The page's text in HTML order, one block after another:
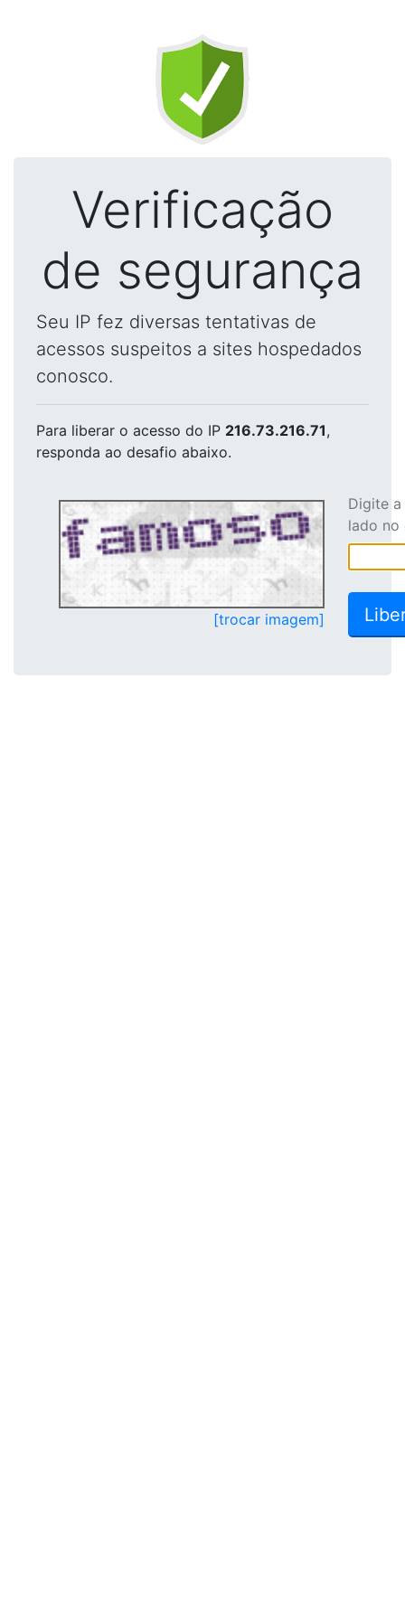
Verificação
de segurança
Seu IP fez diversas tentativas de
acessos suspeitos a sites hospedados
conosco.
Para liberar o acesso do IP 216.73.216.71,
responda ao desafio abaixo.
[trocar imagem]
Digite
lado no